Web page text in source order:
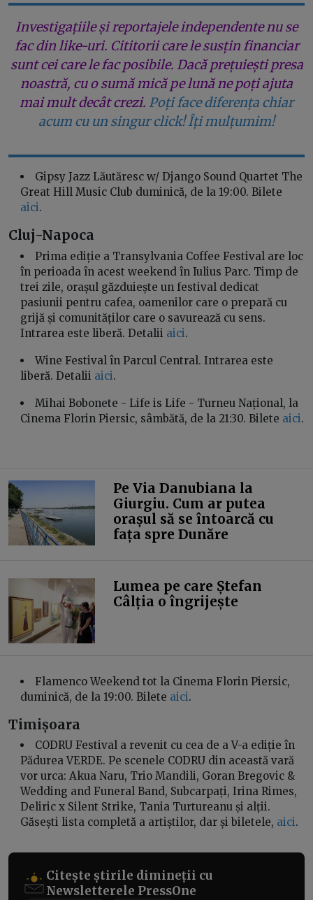
Investigațiile și reportajele independente nu se
fac din like-uri. Cititorii care le susțin financiar
sunt cei care le fac posibile. Dacă prețuiești presa
noastră, cu o sumă mică pe lună ne poți ajuta
mai mult decât crezi. Poți face diferența chiar
acum cu un singur click! Îți mulțumim!
Gipsy Jazz Lăutăresc w/ Django Sound Quartet The
Great Hill Music Club duminică, de la 19:00. Bilete
aici.
Cluj-Napoca
Prima ediție a Transylvania Coffee Festival are loc
în perioada în acest weekend în Iulius Parc. Timp de
trei zile, orașul găzduiește un festival dedicat
pasiunii pentru cafea, oamenilor care o prepară cu
grijă și comunităților care o savurează cu sens.
Intrarea este liberă. Detalii aici.
Wine Festival în Parcul Central. Intrarea este
liberă. Detalii aici.
Mihai Bobonete - Life is Life - Turneu Național, la
Cinema Florin Piersic, sâmbătă, de la 21:30. Bilete aici.
Pe Via Danubiana la
Giurgiu. Cum ar putea
orașul să se întoarcă cu
fața spre Dunăre
Lumea pe care Ștefan
Câlția o îngrijește
Flamenco Weekend tot la Cinema Florin Piersic,
duminică, de la 19:00. Bilete aici.
Timișoara
CODRU Festival a revenit cu cea de a V-a ediție în
Pădurea VERDE. Pe scenele CODRU din această vară
vor urca: Akua Naru, Trio Mandili, Goran Bregovic &
Wedding and Funeral Band, Subcarpați, Irina Rimes,
Deliric x Silent Strike, Tania Turtureanu și alții.
Găsești lista completă a artiștilor, dar și biletele, aici.
Citește știrile dimineții cu
Newsletterele PressOne